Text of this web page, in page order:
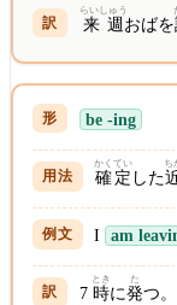
来週
らいしゅう
おばを
be -ing
確
かく
定
てい
した
ち
I am
7 時
とき
に発
た
つ。